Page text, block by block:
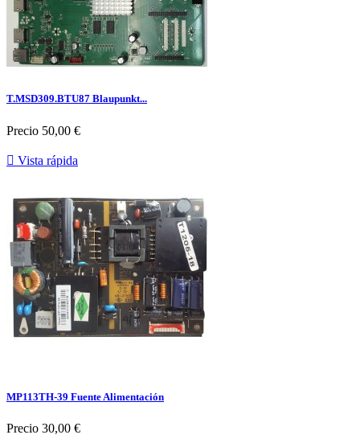
T.MSD309.BTU87 Blaupunkt...
Precio 50,00 €
 Vista rápida
MP113TH-39 Fuente Alimentación
Precio 30,00 €